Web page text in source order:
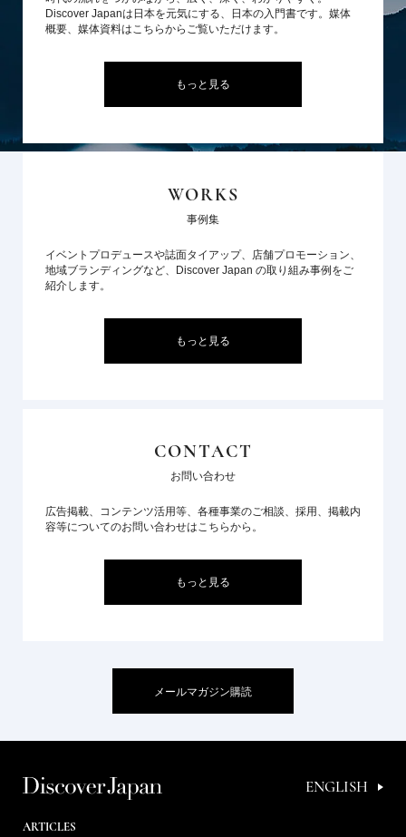
Discover Japanは日本を元気にする、日本の入門書です。媒体
概要、媒体資料はこちらからご覧いただけます。
もっと見る
WORKS
事例集
イベントプロデュースや誌面タイアップ、店舗プロモーション、
地域ブランディングなど、Discover Japan の取り組み事例をご
紹介します。
もっと見る
CONTACT
お問い合わせ
広告掲載、コンテンツ活用等、各種事業のご相談、採用、掲載内
容等についてのお問い合わせはこちらから。
もっと見る
メールマガジン購読
ENGLISH
ARTICLES